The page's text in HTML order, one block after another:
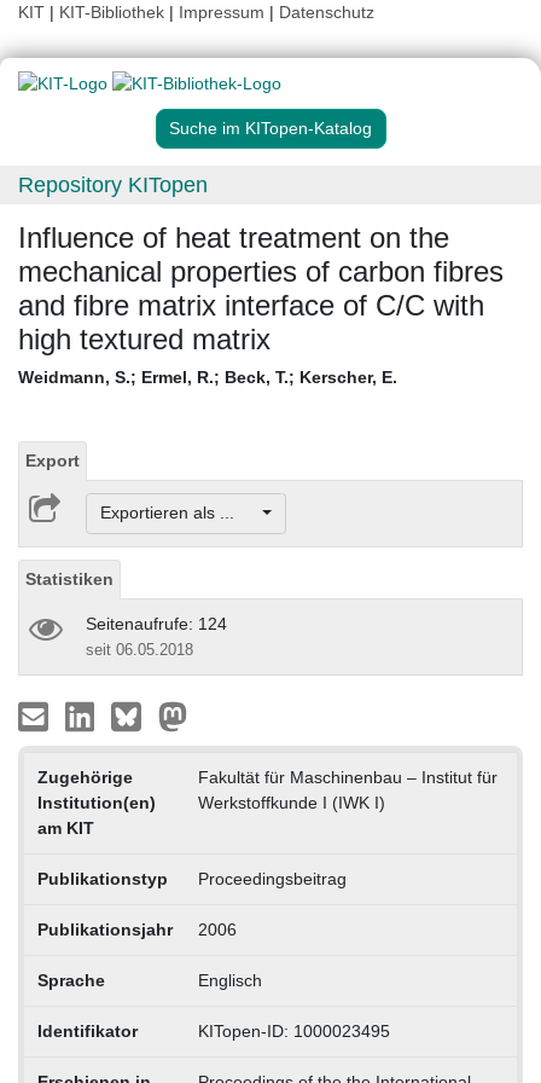
KIT | KIT-Bibliothek | Impressum | Datenschutz
Suche im KITopen-Katalog
Repository KITopen
Influence of heat treatment on the
mechanical properties of carbon fibres
and fibre matrix interface of C/C with
high textured matrix
Weidmann, S.; Ermel, R.; Beck, T.; Kerscher, E.
Export
Exportieren als ...
Statistiken
Seitenaufrufe: 124
seit 06.05.2018
Zugehörige
Institution(en)
am KIT
Fakultät für Maschinenbau – Institut für
Werkstoffkunde I (IWK I)
Publikationstyp Proceedingsbeitrag
Publikationsjahr 2006
Sprache Englisch
Identifikator KITopen-ID: 1000023495